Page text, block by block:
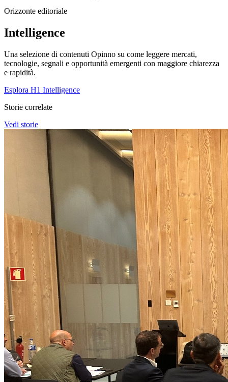
Orizzonte editoriale
Intelligence
Una selezione di contenuti Opinno su come leggere mercati,
tecnologie, segnali e opportunità emergenti con maggiore chiarezza
e rapidità.
Esplora H1 Intelligence
Storie correlate
Vedi storie